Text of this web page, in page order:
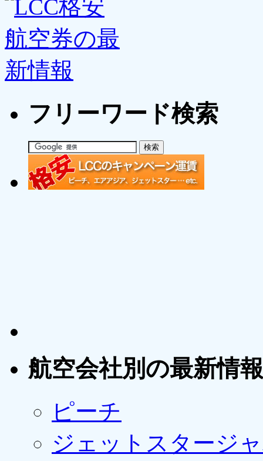
フリーワード検索
航空会社別の最新情報
ピーチ
ジェットスタージ